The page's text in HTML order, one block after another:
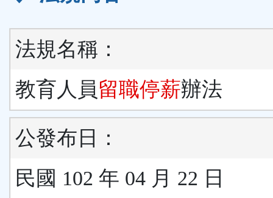
法規名稱：
教育人員留職停薪辦法
公發布日：
民國 102 年 04 月 22 日